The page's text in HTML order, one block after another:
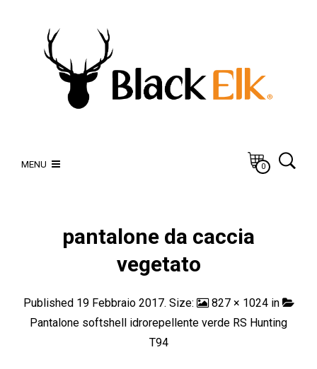
MENU 0
pantalone da caccia
vegetato
Published 19 Febbraio 2017. Size: 827 × 1024in
Pantalone softshell idrorepellente verde RS Hunting
T94